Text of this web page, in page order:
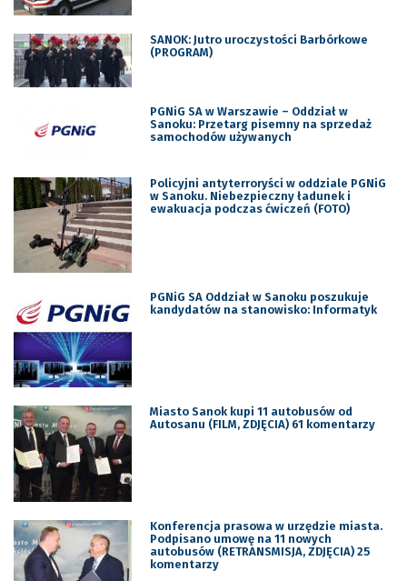
SANOK: Jutro uroczystości Barbórkowe
(PROGRAM)
PGNiG SA w Warszawie – Oddział w
Sanoku: Przetarg pisemny na sprzedaż
samochodów używanych
Policyjni antyterroryści w oddziale PGNiG
w Sanoku. Niebezpieczny ładunek i
ewakuacja podczas ćwiczeń (FOTO)
PGNiG SA Oddział w Sanoku poszukuje
kandydatów na stanowisko: Informatyk
Miasto Sanok kupi 11 autobusów od
Autosanu (FILM, ZDJĘCIA) 61 komentarzy
Konferencja prasowa w urzędzie miasta.
Podpisano umowę na 11 nowych
autobusów (RETRANSMISJA, ZDJĘCIA) 25
komentarzy